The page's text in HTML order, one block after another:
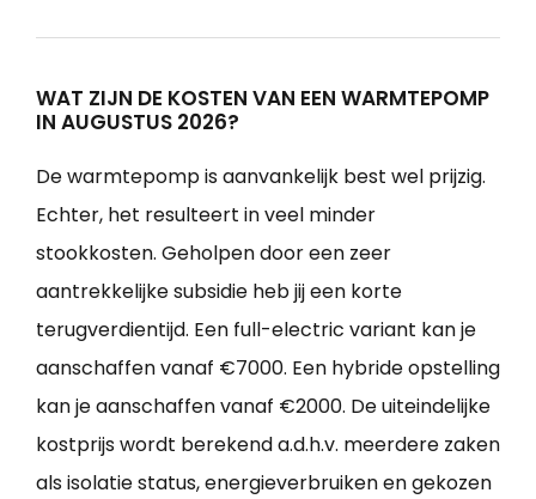
WAT ZIJN DE KOSTEN VAN EEN WARMTEPOMP
IN AUGUSTUS 2026?
De warmtepomp is aanvankelijk best wel prijzig.
Echter, het resulteert in veel minder
stookkosten. Geholpen door een zeer
aantrekkelijke subsidie heb jij een korte
terugverdientijd. Een full-electric variant kan je
aanschaffen vanaf €7000. Een hybride opstelling
kan je aanschaffen vanaf €2000. De uiteindelijke
kostprijs wordt berekend a.d.h.v. meerdere zaken
als isolatie status, energieverbruiken en gekozen